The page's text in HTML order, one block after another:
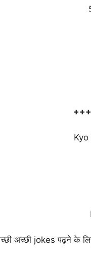
अच्छी jokes पढ़ने के